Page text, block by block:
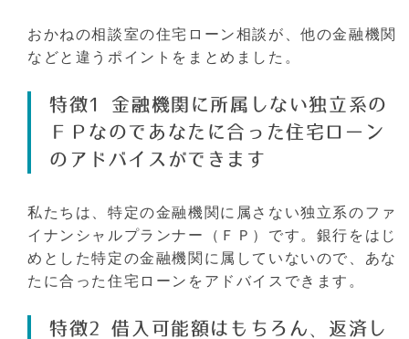
おかねの相談室の住宅ローン相談が、他の金融機関
などと違うポイントをまとめました。
特徴1 金融機関に所属しない独立系の
ＦＰなのであなたに合った住宅ローン
のアドバイスができます
私たちは、特定の金融機関に属さない独立系のファ
イナンシャルプランナー（ＦＰ）です。銀行をはじ
めとした特定の金融機関に属していないので、あな
たに合った住宅ローンをアドバイスできます。
特徴2 借入可能額はもちろん、返済し